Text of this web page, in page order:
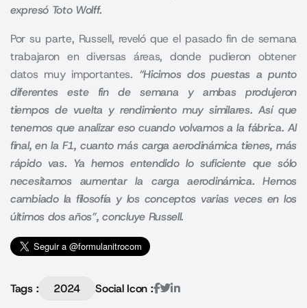
expresó Toto Wolff.
Por su parte, Russell, reveló que el pasado fin de semana
trabajaron en diversas áreas, donde pudieron obtener
datos muy importantes. “Hicimos dos puestas a punto
diferentes este fin de semana y ambas produjeron
tiempos de vuelta y rendimiento muy similares. Así que
tenemos que analizar eso cuando volvamos a la fábrica. Al
final, en la F1, cuanto más carga aerodinámica tienes, más
rápido vas. Ya hemos entendido lo suficiente que sólo
necesitamos aumentar la carga aerodinámica. Hemos
cambiado la filosofía y los conceptos varias veces en los
últimos dos años”, concluye Russell.
Tags : 2024 Social Icon :